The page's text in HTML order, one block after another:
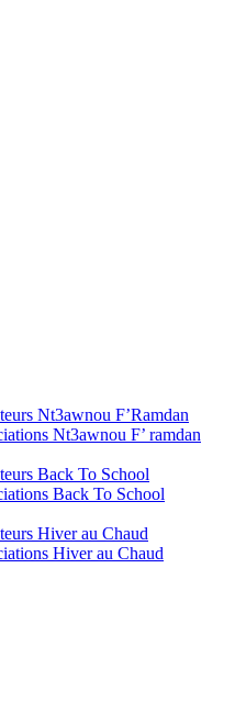
Nt3awnou F’Ramdan
Nt3awnou F’ ramdan
Back To School
Back To School
Hiver au Chaud
Hiver au Chaud